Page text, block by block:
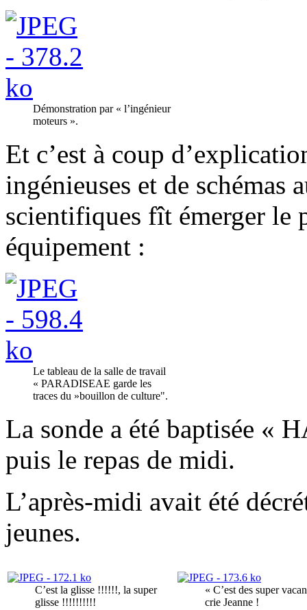
Démonstration par « l’ingénieur
moteurs ».
Et c’est à coup
ingénieuses et de schémas
scientifiques fît émerger le
équipement :
Le tableau de la salle de travail
« PARADISEAE garde les
traces du »bouillon de culture".
La sonde a été baptisée «
puis le repas de midi.
L’après-midi avait été
jeunes.
C’est la glisse !!!!!!, la super
glisse !!!!!!!!!!
« C’est des super
crie Jeanne !